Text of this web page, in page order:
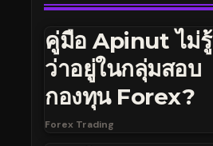
คู่มือ Apinut ไม่รู้
ว่าอยู่ในกลุ่มสอบ
กองทุน Forex?
Forex Trading